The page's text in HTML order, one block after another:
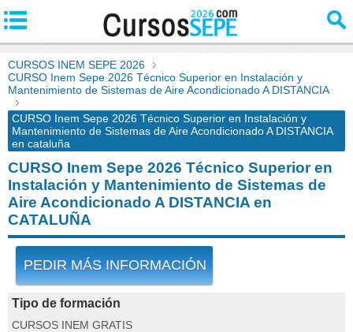
CURSOS INEM SEPE 2026
CURSO Inem Sepe 2026 Técnico Superior en Instalación y
Mantenimiento de Sistemas de Aire Acondicionado A DISTANCIA
CURSO Inem Sepe 2026 Técnico Superior en Instalación y
Mantenimiento de Sistemas de Aire Acondicionado A DISTANCIA
en cataluña
CURSO Inem Sepe 2026 Técnico Superior en
Instalación y Mantenimiento de Sistemas de
Aire Acondicionado A DISTANCIA en
CATALUÑA
PEDIR MÁS INFORMACIÓN
Tipo de formación
CURSOS INEM GRATIS